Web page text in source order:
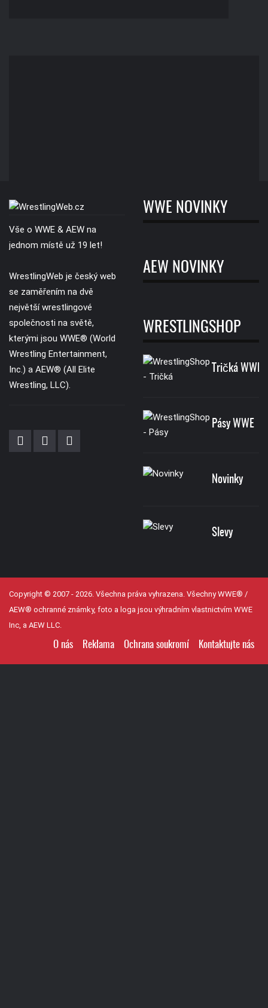
Vše o WWE & AEW na
jednom místě už 19 let!
WrestlingWeb je český web
se zaměřením na dvě
největší wrestlingové
společnosti na světě,
kterými jsou WWE® (World
Wrestling Entertainment,
Inc.) a AEW® (All Elite
Wrestling, LLC).
WWE NOVINKY
AEW NOVINKY
WRESTLINGSHOP
Tričká WWE
Pásy WWE
Novinky
Slevy
Copyright © 2007 - 2026. Všechna práva vyhrazena. Všechny WWE® /
AEW® ochranné známky, foto a loga jsou výhradním vlastnictvím WWE
Inc, a AEW LLC.
O nás Reklama Ochrana soukromí Kontaktujte nás